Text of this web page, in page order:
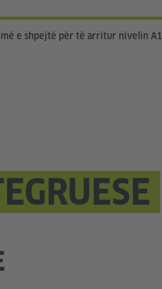
e shpejtë për të arritur nivelin A1